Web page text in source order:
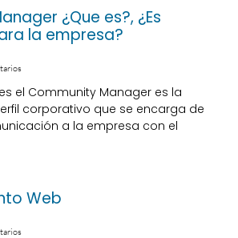
¿Que es?, ¿Es
la empresa?
el Community Manager es la
corporativo que se encarga de
a la empresa con el
Web